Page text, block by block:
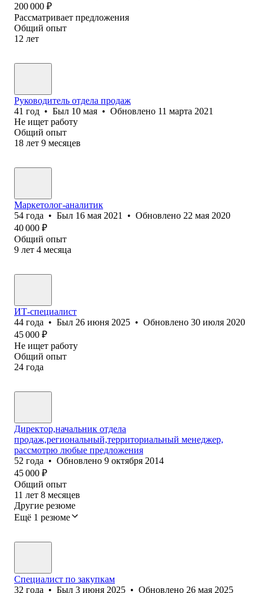
200 000 ₽
Рассматривает предложения
Общий опыт
12 лет
Руководитель отдела продаж
41 год • Был 10 мая • Обновлено 11 марта 2021
Не ищет работу
Общий опыт
18 лет 9 месяцев
Маркетолог-аналитик
54 года • Был 16 мая 2021 • Обновлено 22 мая 2020
40 000 ₽
Общий опыт
9 лет 4 месяца
ИТ-специалист
44 года • Был 26 июня 2025 • Обновлено 30 июля 2020
45 000 ₽
Не ищет работу
Общий опыт
24 года
Директор,начальник отдела
продаж,региональный,территориальный менеджер,
рассмотрю любые предложения
52 года • Обновлено 9 октября 2014
45 000 ₽
Общий опыт
11 лет 8 месяцев
Другие резюме
Ещё 1 резюме
Специалист по закупкам
32 года • Был 3 июня 2025 • Обновлено 26 мая 2025